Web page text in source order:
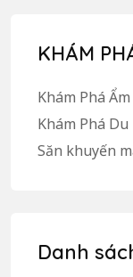
KHÁM
Khám Phá
Khám Phá Du
Săn khuyến
Danh